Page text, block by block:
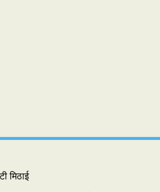
मिठाई